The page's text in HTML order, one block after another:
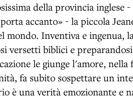
della provincia inglese
accanto» - la piccola
Inventiva e ingenua,
versetti biblici e
le giunge l'amore,
fa subito sospettare un
è una verità emozionante e